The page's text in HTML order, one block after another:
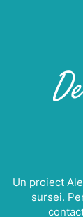
Un proiect
sursei.